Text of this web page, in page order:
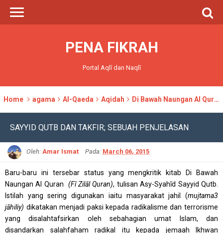
PENA FIKRAH
Portal Aqlī dan Naqlī
Home agama Al-Qaeda Aqidah Di Bawah Naungan Al Quran
SAYYID QUTB DAN TAKFIR; SEBUAH PENJELASAN
Oleh: Amar Ismat Pada: March 06, 2015
Baru-baru ini tersebar status yang mengkritik kitab Di Bawah
Naungan Al Quran (Fī Zilāl Quran), tulisan Asy-Syahīd Sayyid Qutb.
Istilah yang sering digunakan iaitu masyarakat jahil (mujtama3
jāhiliy) dikatakan menjadi paksi kepada radikalisme dan terrorisme
yang disalahtafsirkan oleh sebahagian umat Islam, dan
disandarkan salahfaham radikal itu kepada jemaah Ikhwan